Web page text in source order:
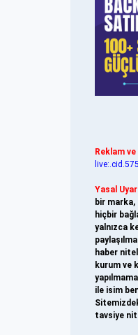
Reklam
Yasal
bir marka,
hiçbir
yalnızca
haber
kurum ve
ile isim
tavsiye